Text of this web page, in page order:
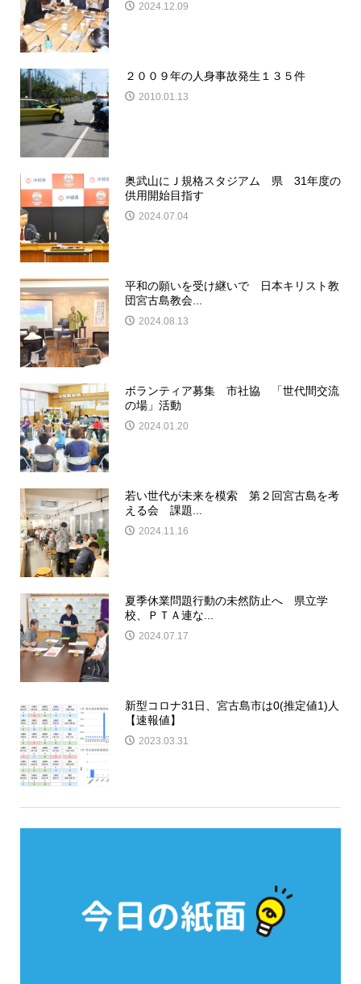
2024.12.09
２００９年の人身事故発生１３５件
2010.01.13
奥武山にＪ規格スタジアム 県 31年度の
供用開始目指す
2024.07.04
平和の願いを受け継いで 日本キリスト教
団宮古島教会...
2024.08.13
ボランティア募集 市社協 「世代間交流
の場」活動
2024.01.20
若い世代が未来を模索 第２回宮古島を考
える会 課題...
2024.11.16
夏季休業問題行動の未然防止へ 県立学
校、ＰＴＡ連な...
2024.07.17
新型コロナ31日、宮古島市は0(推定値1)人
【速報値】
2023.03.31